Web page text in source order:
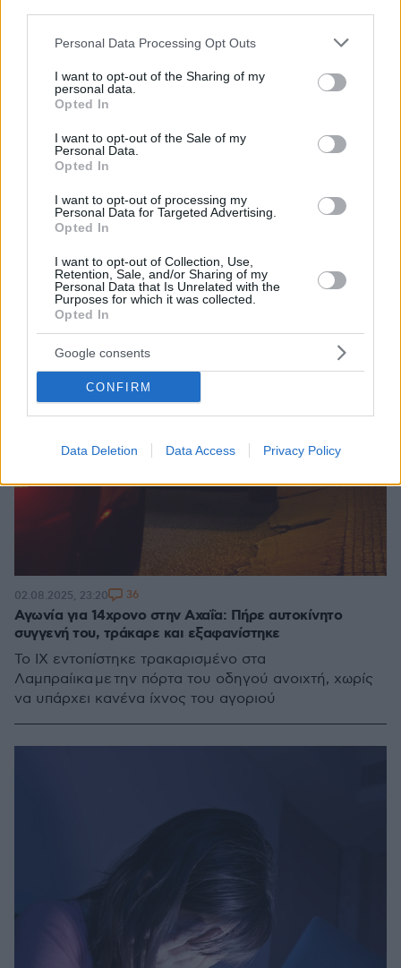
Please note that this website/app uses one or more Google
not limited to your visit or usage behaviour. You may click to
grant or deny consent to Google and its third-party tags to
use your data for below specified purposes in below Google
consent section.
Personal Data Processing Opt Outs
I want to opt-out of the Sharing of my
personal data.
Opted In
I want to opt-out of the Sale of my
Personal Data.
Opted In
I want to opt-out of processing my
Personal Data for Targeted Advertising.
Opted In
I want to opt-out of Collection, Use,
Retention, Sale, and/or Sharing of my
Personal Data that Is Unrelated with the
Purposes for which it was collected.
Opted In
Google consents
CONFIRM
Data Deletion Data Access Privacy Policy
Αγνοούνται 2 άτομα που έκαναν SUP στην Πάτρα -
Επιχείρηση για τον εντοπισμό τους
Στη θαλάσσια περιοχή του Ψαθόπυργου
02.08.2025, 23:52 3
Αγωνία για 14χρονο στην Αχαΐα: Πήρε αυτοκίνητο
συγγενή του, τράκαρε και εξαφανίστηκε
Το ΙΧ εντοπίστηκε τρακαρισμένο στα
Λαμπραίικα με την πόρτα του οδηγού ανοιχτή, χωρίς
να υπάρχει κανένα ίχνος του αγοριού
02.08.2025, 23:20 36